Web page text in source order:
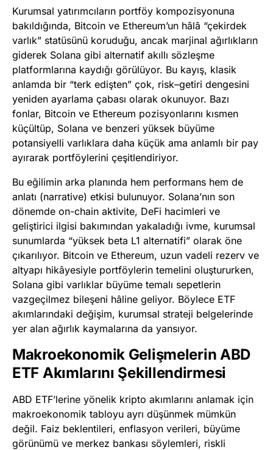
Kurumsal yatırımcıların portföy kompozisyonuna
bakıldığında, Bitcoin ve Ethereum’un hâlâ “çekirdek
varlık” statüsünü koruduğu, ancak marjinal ağırlıkların
giderek Solana gibi alternatif akıllı sözleşme
platformlarına kaydığı görülüyor. Bu kayış, klasik
anlamda bir “terk edişten” çok, risk–getiri dengesini
yeniden ayarlama çabası olarak okunuyor. Bazı
fonlar, Bitcoin ve Ethereum pozisyonlarını kısmen
küçültüp, Solana ve benzeri yüksek büyüme
potansiyelli varlıklara daha küçük ama anlamlı bir pay
ayırarak portföylerini çeşitlendiriyor.
Bu eğilimin arka planında hem performans hem de
anlatı (narrative) etkisi bulunuyor. Solana’nın son
dönemde on-chain aktivite, DeFi hacimleri ve
geliştirici ilgisi bakımından yakaladığı ivme, kurumsal
sunumlarda “yüksek beta L1 alternatifi” olarak öne
çıkarılıyor. Bitcoin ve Ethereum, uzun vadeli rezerv ve
altyapı hikâyesiyle portföylerin temelini oluştururken,
Solana gibi varlıklar büyüme temalı sepetlerin
vazgeçilmez bileşeni hâline geliyor. Böylece ETF
akımlarındaki değişim, kurumsal strateji belgelerinde
yer alan ağırlık kaymalarına da yansıyor.
Makroekonomik Gelişmelerin ABD
ETF Akımlarını Şekillendirmesi
ABD ETF’lerine yönelik kripto akımlarını anlamak için
makroekonomik tabloyu ayrı düşünmek mümkün
değil. Faiz beklentileri, enflasyon verileri, büyüme
görünümü ve merkez bankası söylemleri, riskli